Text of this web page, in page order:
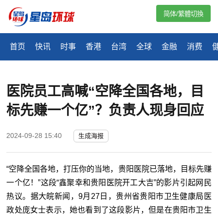
首页 快讯 时事 香港 台湾 全球 金融 消费
简体/繁體切換
医院员工高喊“空降全国各地，目
标先赚一个亿”？负责人现身回应
2024-09-28 15:40 生成海报
“空降全国各地，打压你的当地，贵阳医院已落地，目标先赚
一个亿！”这段“鑫聚幸和贵阳医院开工大吉”的影片引起网民
热议。据大皖新闻，9月27日，贵州省贵阳市卫生健康局医
政处庞女士表示，她也看到了这段影片，但是在贵阳市卫生